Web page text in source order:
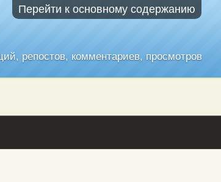
Перейти к основному содержанию
репостов, комментариев, просмотров